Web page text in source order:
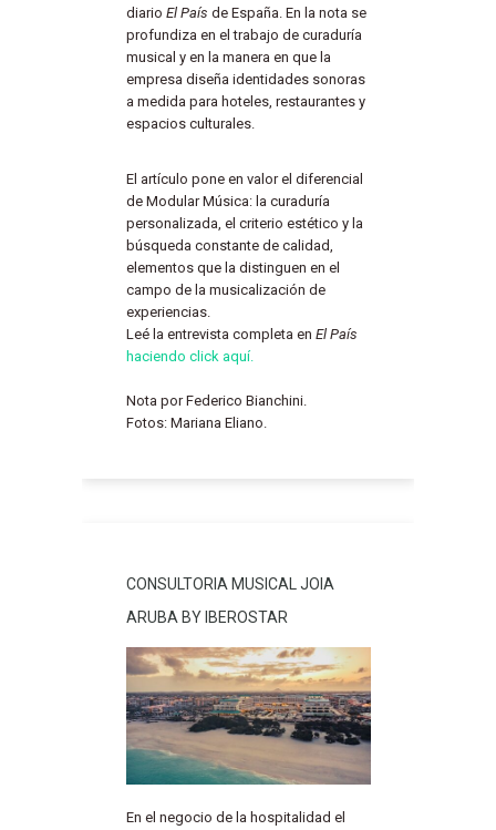
diario El País de España. En la nota se
profundiza en el trabajo de curaduría
musical y en la manera en que la
empresa diseña identidades sonoras
a medida para hoteles, restaurantes y
espacios culturales.
El artículo pone en valor el diferencial
de Modular Música: la curaduría
personalizada, el criterio estético y la
búsqueda constante de calidad,
elementos que la distinguen en el
campo de la musicalización de
experiencias.
Leé la entrevista completa en El País
haciendo click aquí.
Nota por Federico Bianchini.
Fotos: Mariana Eliano.
CONSULTORIA MUSICAL JOIA
ARUBA BY IBEROSTAR
En el negocio de la hospitalidad el